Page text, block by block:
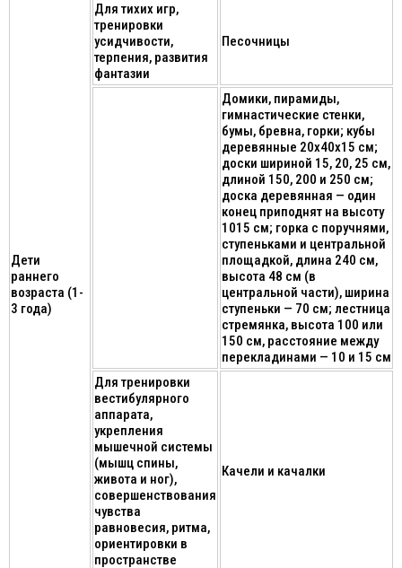
Дети
раннего
возраста (1-
3 года)
Для тихих игр,
тренировки
усидчивости,
терпения, развития
фантазии
Песочницы
Домики, пирамиды,
гимнастические стенки,
бумы, бревна, горки; кубы
деревянные 20х40х15 см;
доски шириной 15, 20, 25 см,
длиной 150, 200 и 250 см;
доска деревянная — один
конец приподнят на высоту
1015 см; горка с поручнями,
ступеньками и центральной
площадкой, длина 240 см,
высота 48 см (в
центральной части), ширина
ступеньки — 70 см; лестница
стремянка, высота 100 или
150 см, расстояние между
перекладинами — 10 и 15 см
Для тренировки
вестибулярного
аппарата,
укрепления
мышечной системы
(мышц спины,
живота и ног),
совершенствования
чувства
равновесия, ритма,
ориентировки в
пространстве
Качели и качалки